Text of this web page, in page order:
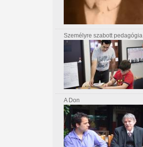
Személyre szabott pedagógia
A Don